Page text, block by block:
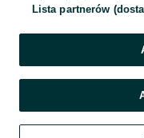
Lista partnerów